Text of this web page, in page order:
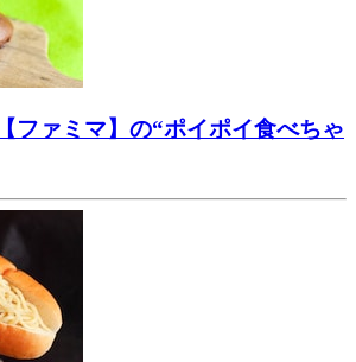
ファミマ】の“ポイポイ食べちゃ